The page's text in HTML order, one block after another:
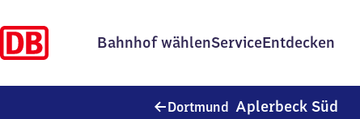
Bahnhof wählenServiceEntdecken
Dortmund Aplerbeck Süd